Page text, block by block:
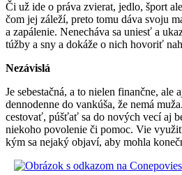
Či už ide o práva zvierat, jedlo, šport
čom jej záleží, preto tomu dáva svoju
a zapálenie. Nenecháva sa uniesť a
túžby a sny a dokáže o nich hovoriť
Nezávislá
Je sebestačná, a to nielen finančne, ale
dennodenne do vankúša, že nemá
cestovať, púšťať sa do nových vecí aj
niekoho povolenie či pomoc. Vie využiť
kým sa nejaký objaví, aby mohla